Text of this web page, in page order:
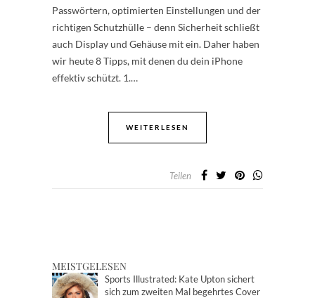
Passwörtern, optimierten Einstellungen und der
richtigen Schutzhülle – denn Sicherheit schließt
auch Display und Gehäuse mit ein. Daher haben
wir heute 8 Tipps, mit denen du dein iPhone
effektiv schützt. 1.…
WEITERLESEN
Teilen
MEISTGELESEN
Sports Illustrated: Kate Upton sichert
sich zum zweiten Mal begehrtes Cover